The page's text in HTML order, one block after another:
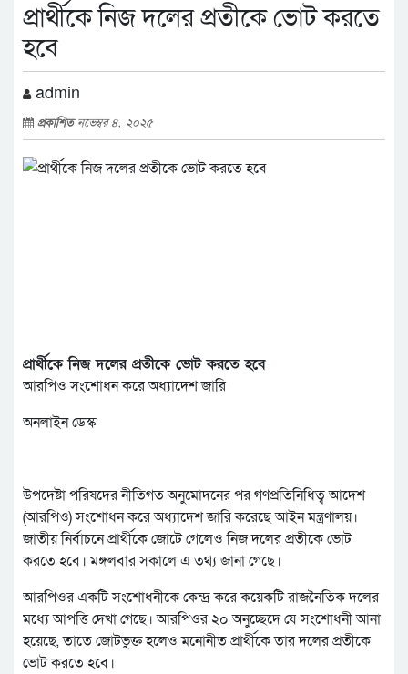
প্রার্থীকে নিজ দলের প্রতীকে ভোট করতে
হবে
admin
প্রকাশিতনভেম্বর ৪, ২০২৫
প্রার্থীকে নিজ দলের প্রতীকে ভোট করতে হবে
আরপিও সংশোধন করে অধ্যাদেশ জারি
অনলাইন ডেস্ক
উপদেষ্টা পরিষদের নীতিগত অনুমোদনের পর গণপ্রতিনিধিত্ব আদেশ
(আরপিও) সংশোধন করে অধ্যাদেশ জারি করেছে আইন মন্ত্রণালয়।
জাতীয় নির্বাচনে প্রার্থীকে জোটে গেলেও নিজ দলের প্রতীকে ভোট
করতে হবে। মঙ্গলবার সকালে এ তথ্য জানা গেছে।
আরপিওর একটি সংশোধনীকে কেন্দ্র করে কয়েকটি রাজনৈতিক দলের
মধ্যে আপত্তি দেখা গেছে। আরপিওর ২০ অনুচ্ছেদে যে সংশোধনী আনা
হয়েছে, তাতে জোটভুক্ত হলেও মনোনীত প্রার্থীকে তার দলের প্রতীকে
ভোট করতে হবে।